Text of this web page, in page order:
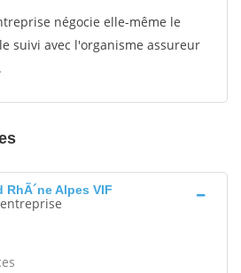
négocie elle-même le
suivi avec l'organisme assureur
Alpes VIF